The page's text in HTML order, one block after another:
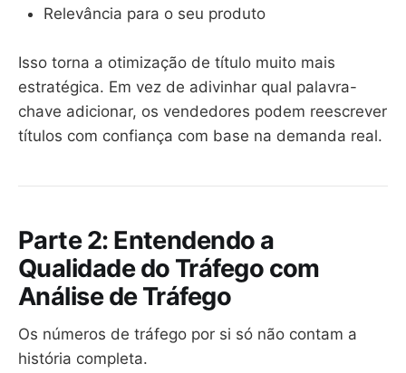
Relevância para o seu produto
Isso torna a otimização de título muito mais
estratégica. Em vez de adivinhar qual palavra-
chave adicionar, os vendedores podem reescrever
títulos com confiança com base na demanda real.
Parte 2: Entendendo a
Qualidade do Tráfego com
Análise de Tráfego
Os números de tráfego por si só não contam a
história completa.